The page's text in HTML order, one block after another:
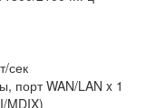
сек
порт WAN/LAN x 1
MDIX)